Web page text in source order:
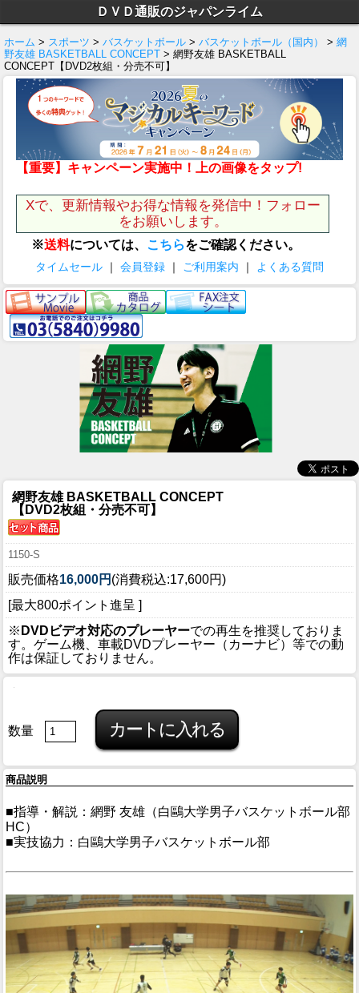
ＤＶＤ通販のジャパンライム
ホーム > スポーツ > バスケットボール > バスケットボール（国内） > 網
野友雄 BASKETBALL CONCEPT > 網野友雄 BASKETBALL
CONCEPT【DVD2枚組・分売不可】
【重要】キャンペーン実施中！上の画像をタップ!
Xで、更新情報やお得な情報を発信中！フォロー
をお願いします。
※送料については、 こちらをご確認ください。
タイムセール ｜ 会員登録 ｜ ご利用案内 ｜ よくある質問
網野友雄 BASKETBALL CONCEPT
【DVD2枚組・分売不可】
1150-S
販売価格16,000円 (消費税込:17,600円)
[最大800ポイント進呈 ]
※ DVDビデオ対応のプレーヤーでの再生を推奨しておりま
す。ゲーム機、車載DVDプレーヤー（カーナビ）等での動
作は保証しておりません。
数量
商品説明
■指導・解説：網野 友雄（白鷗大学男子バスケットボール部
HC）
■実技協力：白鷗大学男子バスケットボール部